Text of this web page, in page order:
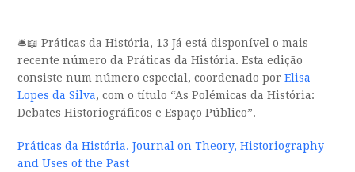
🛎️📖 Práticas da História, 13 Já está disponível o mais
recente número da Práticas da História. Esta edição
consiste num número especial, coordenado porElisa
Lopes da Silva, com o título “As Polémicas da História:
Debates Historiográficos e Espaço Público”.
Práticas da História. Journal on Theory, Historiography
and Uses of the Past